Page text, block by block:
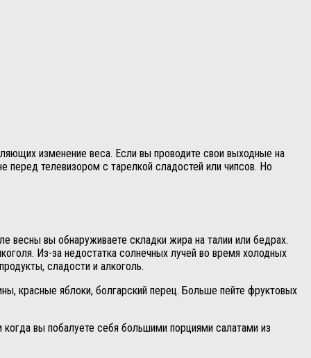
изменение веса. Если вы проводите свои выходные на
перед телевизором с тарелкой сладостей или чипсов. Но
весны вы обнаруживаете складки жира на талии или бедрах.
Из-за недостатка солнечных лучей во время холодных
сладости и алкоголь.
красные яблоки, болгарский перец. Больше пейте фруктовых
вы побалуете себя большими порциями салатами из